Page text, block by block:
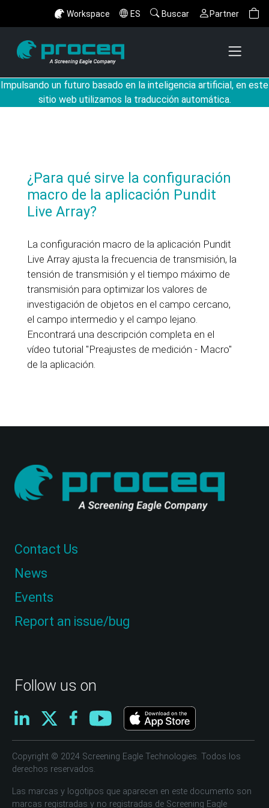
Workspace ES Buscar Partner
Impulsando un futuro basado en la inteligencia artificial, en este
sitio web utilizamos la traducción automática.
¿Para qué sirve la configuración
macro de la aplicación Pundit
Live Array?
La configuración macro de la aplicación Pundit
Live Array ajusta la frecuencia de transmisión, la
tensión de transmisión y el tiempo máximo de
transmisión para optimizar los valores de
investigación de objetos en el campo cercano,
el campo intermedio y el campo lejano.
Encontrará una descripción completa en el
vídeo tutorial "Preajustes de medición - Macro"
de la aplicación.
Follow us on
Contact Us
News
Events
Report an issue/bug
Copyright © 2024 Screening Eagle Technologies. Todos los
derechos reservados.
Las marcas y logotipos que aparecen en este documento son
marcas registradas y no registradas de Screening Eagle